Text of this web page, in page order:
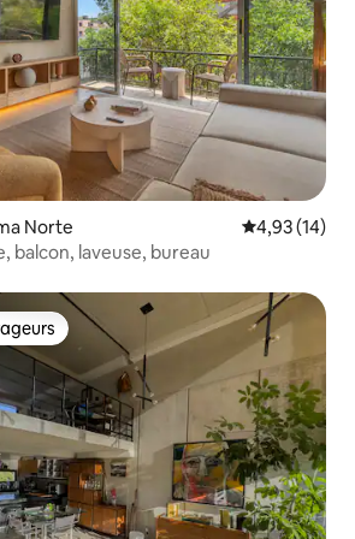
Norte Note
4,93 (14)
balcon, laveuse, bureau